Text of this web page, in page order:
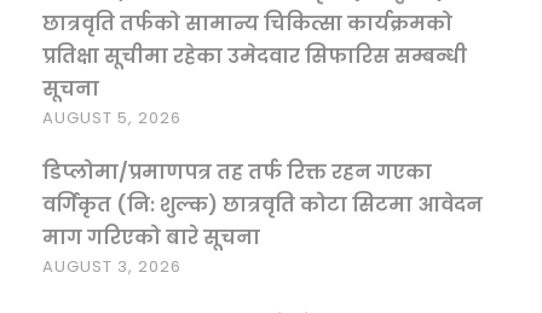
छात्रवृति तर्फको सामान्य चिकित्सा कार्यक्रमको
प्रतिक्षा सूचीमा रहेका उमेदवार सिफारिस सम्बन्धी
सूचना
AUGUST 5, 2026
डिप्लोमा/प्रमाणपत्र तह तर्फ रिक्त रहन गएका
वर्गिकृत (नि: शुल्क) छात्रवृति कोटा सिटमा आवेदन
माग गरिएको बारे सूचना
AUGUST 3, 2026